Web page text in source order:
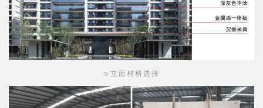
石材的厚重感与历史感从每一条小小的纹路中体现，如同
建筑奢华的晚礼服，将建筑妆点得魅力非凡。实现方案前
期设计的立面效果，质感所见即所得。